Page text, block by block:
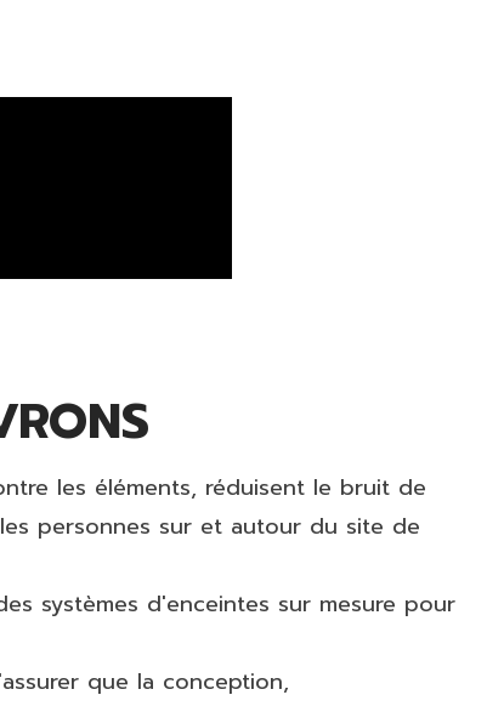
les éléments, réduisent le bruit de
personnes sur et autour du site de
systèmes d'enceintes sur mesure pour
que la conception,